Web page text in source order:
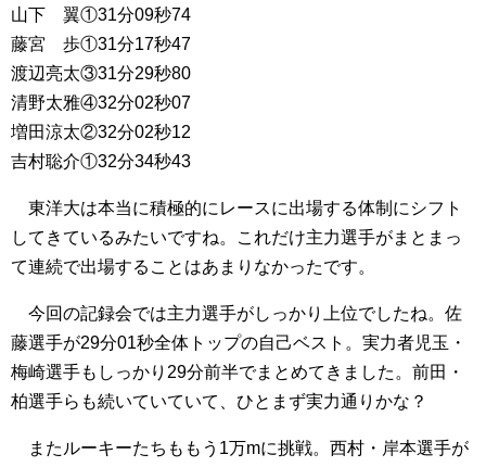
山下 翼①31分09秒74
藤宮 歩①31分17秒47
渡辺亮太③31分29秒80
清野太雅④32分02秒07
増田涼太②32分02秒12
吉村聡介①32分34秒43
東洋大は本当に積極的にレースに出場する体制にシフト
してきているみたいですね。これだけ主力選手がまとまっ
て連続で出場することはあまりなかったです。
今回の記録会では主力選手がしっかり上位でしたね。佐
藤選手が29分01秒全体トップの自己ベスト。実力者児玉・
梅崎選手もしっかり29分前半でまとめてきました。前田・
柏選手らも続いていていて、ひとまず実力通りかな？
またルーキーたちももう1万mに挑戦。西村・岸本選手が